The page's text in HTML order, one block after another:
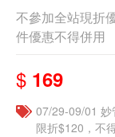
不參加全站現折
件優惠不得併用
$ 169
07/29-09/01 妙
限折$120，不